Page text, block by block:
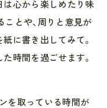
は心から楽しめたり味
ことや、周りと意見が
に書き出してみて。
時間を過ごせます。
を取っている時間が